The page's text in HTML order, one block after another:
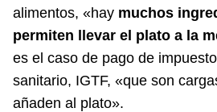
alimentos, «hay muchos
permiten llevar el plato a la
es el caso de pago de
sanitario, IGTF, «que son
añaden al plato».